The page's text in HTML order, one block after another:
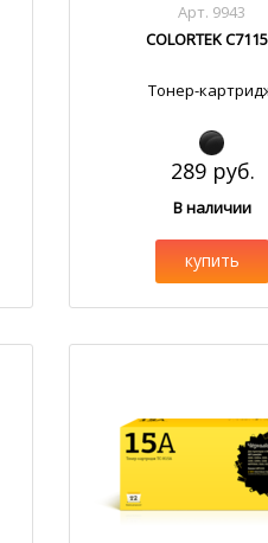
Арт. 9943
COLORTEK
Тонер-
289 руб.
В наличии
купить